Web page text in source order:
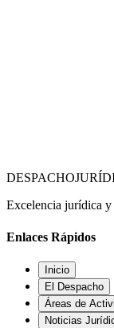
DESPACHO
Excelencia jurídica y
Enlaces Rápidos
Inicio
El Despacho
Áreas de
Noticias